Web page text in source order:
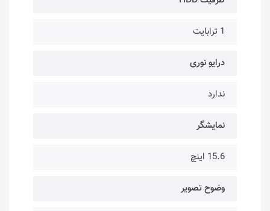
1 ترابایت
درایو نوری
ندارد
نمایشگر
15.6 اینچ
وضوح تصویر